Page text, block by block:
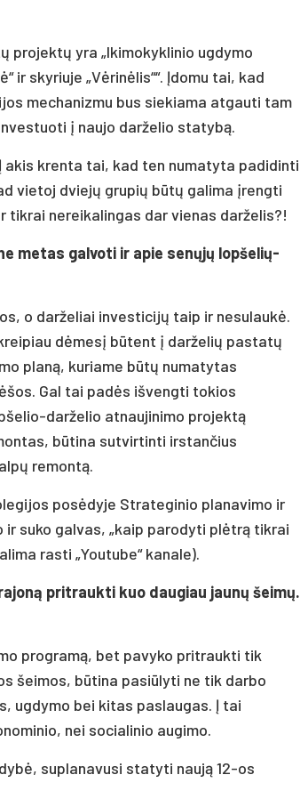
projektų yra „Ikimokyklinio ugdymo
skyriuje „Vėrinėlis““. Įdomu tai, kad
mechanizmu bus siekiama atgauti tam
į naujo darželio statybą.
akis krenta tai, kad ten numatyta padidinti
vietoj dviejų grupių būtų galima įrengti
nereikalingas dar vienas darželis?!
metas galvoti ir apie senųjų lopšelių-
o darželiai investicijų taip ir nesulaukė.
dėmesį būtent į darželių pastatų
planą, kuriame būtų numatytas
Gal tai padės išvengti tokios
darželio atnaujinimo projektą
būtina sutvirtinti irstančius
remontą.
posėdyje Strateginio planavimo ir
suko galvas, „kaip parodyti plėtrą tikrai
rasti „Youtube“ kanale).
pritraukti kuo daugiau jaunų šeimų.
programą, bet pavyko pritraukti tik
šeimos, būtina pasiūlyti ne tik darbo
ugdymo bei kitas paslaugas. Į tai
nei socialinio augimo.
suplanavusi statyti naują 12-os